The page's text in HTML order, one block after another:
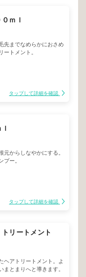
ｍｌ
先までなめらかにおさめ
ートメント。
タップして詳細を確認
元からしなやかにする。
プー。
タップして詳細を確認
リートメント
ヘアトリートメント。よ
まとまりへと導きます。